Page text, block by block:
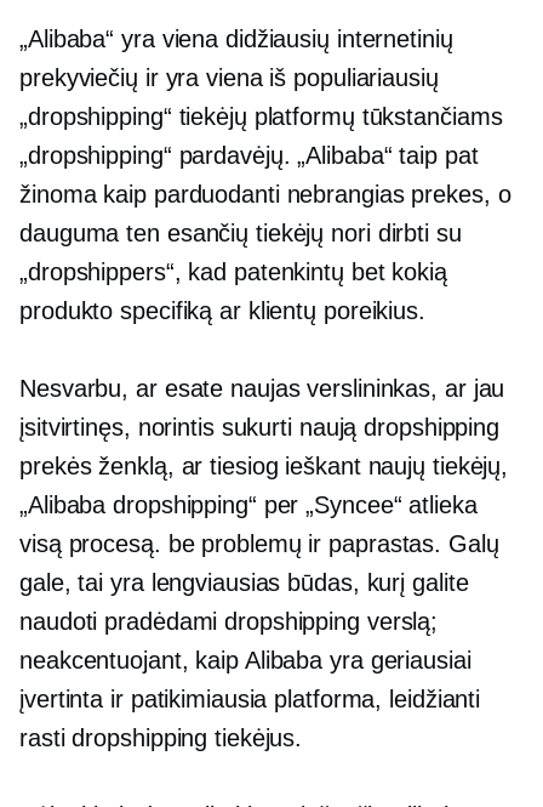
„Alibaba“ yra viena didžiausių internetinių
prekyviečių ir yra viena iš populiariausių
„dropshipping“ tiekėjų platformų tūkstančiams
„dropshipping“ pardavėjų. „Alibaba“ taip pat
žinoma kaip parduodanti nebrangias prekes, o
dauguma ten esančių tiekėjų nori dirbti su
„dropshippers“, kad patenkintų bet kokią
produkto specifiką ar klientų poreikius.
Nesvarbu, ar esate naujas verslininkas, ar jau
įsitvirtinęs, norintis sukurti naują dropshipping
prekės ženklą, ar tiesiog ieškant naujų tiekėjų,
„Alibaba dropshipping“ per „Syncee“ atlieka
visą procesą. be problemų ir paprastas. Galų
gale, tai yra lengviausias būdas, kurį galite
naudoti pradėdami dropshipping verslą;
neakcentuojant, kaip Alibaba yra geriausiai
įvertinta ir patikimiausia platforma, leidžianti
rasti dropshipping tiekėjus.